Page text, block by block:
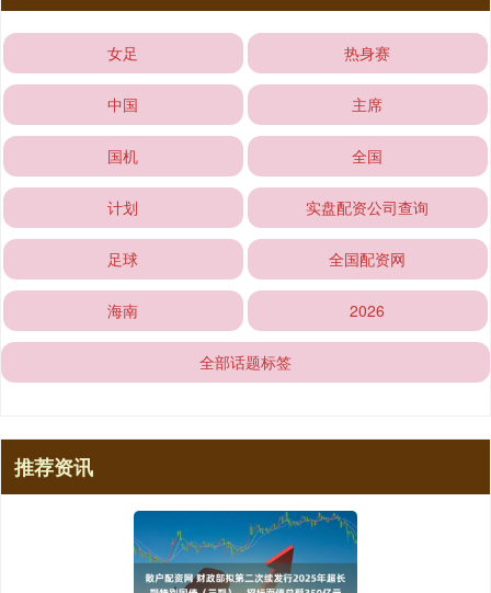
女足 热身赛
中国 主席
国机 全国
计划 实盘配资公司查询
足球 全国配资网
海南 2026
全部话题标签
推荐资讯